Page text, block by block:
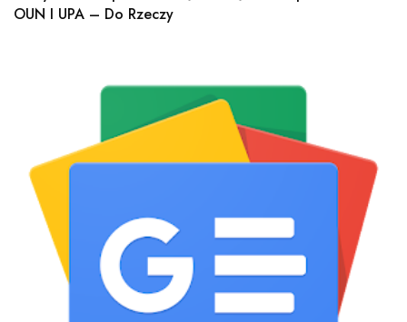
OUN I UPA – Do Rzeczy